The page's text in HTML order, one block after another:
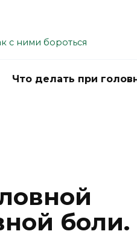
с ними бороться
Что делать при
боли.